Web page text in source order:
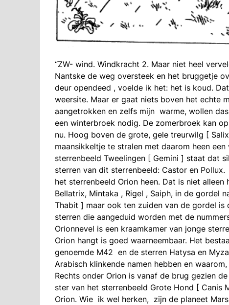
“ZW- wind. Windkracht 2. Maar niet heel
Nantske de weg oversteek en het bruggetje
deur opendeed , voelde ik het: het is koud.
weersite. Maar er gaat niets boven het echte
aangetrokken en zelfs mijn warme, wollen
een winterbroek nodig. De zomerbroek kan
nu. Hoog boven de grote, gele treurwilg [
maansikkeltje te stralen met daarom heen
sterrenbeeld Tweelingen [ Gemini ] staat dat
sterren van dit sterrenbeeld: Castor en
het sterrenbeeld Orion heen. Dat is niet
Bellatrix, Mintaka , Rigel , Saiph, in de gordel
Thabit ] maar ook ten zuiden van de gordel
sterren die aangeduid worden met de
Orionnevel is een kraamkamer van jonge
Orion hangt is goed waarneembaar. Het
genoemde M42 en de sterren Hatysa en
Arabisch klinkende namen hebben en
Rechts onder Orion is vanaf de brug gezien
ster van het sterrenbeeld Grote Hond [ Canis
Orion. Wie ik wel herken, zijn de planeet